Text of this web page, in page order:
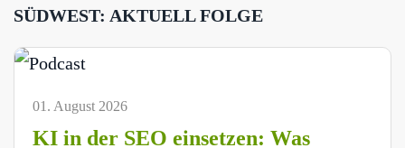
SÜDWEST: AKTUELL FOLGE
01. August 2026
KI in der SEO einsetzen: Was